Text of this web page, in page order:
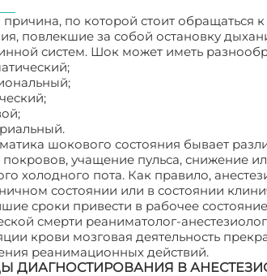
причина, по которой стоит обращаться
повлекшие за собой остановку
систем. Шок может иметь
шокового состояния бывает
учащение пульса, снижение
холодного пота. Как правило,
состоянии или в состоянии
сроки привести в рабочее
смерти реаниматолог-
крови мозговая деятельность
реанимационных действий.
ДИАГНОСТИРОВАНИЯ В